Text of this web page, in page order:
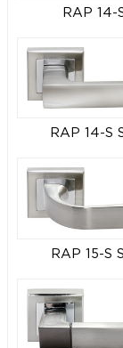
RAP 14-
RAP 14-S
RAP 15-S